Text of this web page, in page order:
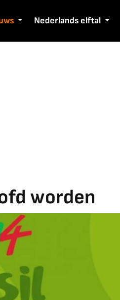
Nederlands elftal
worden